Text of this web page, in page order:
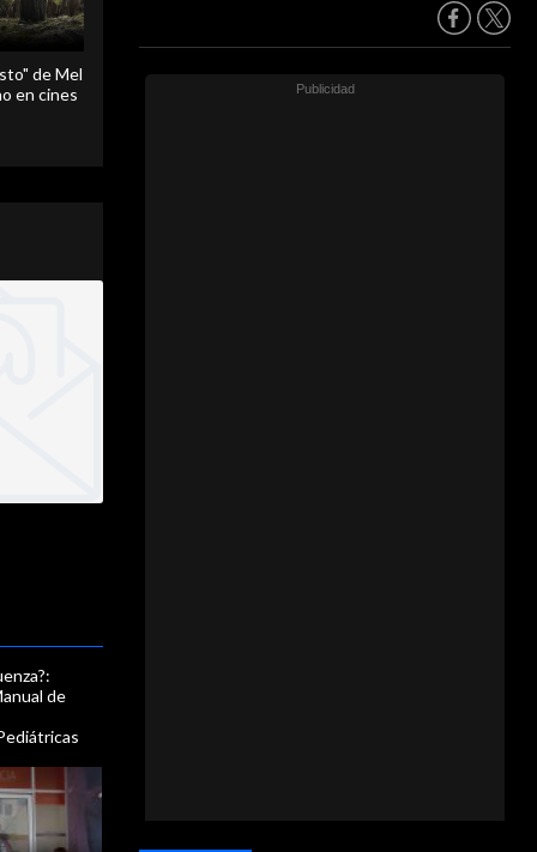
de Mel
en cines
de